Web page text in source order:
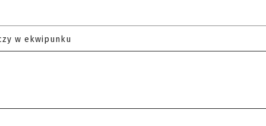
w ekwipunku